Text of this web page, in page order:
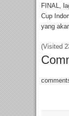
FINAL,
Cup
yang
(Visited